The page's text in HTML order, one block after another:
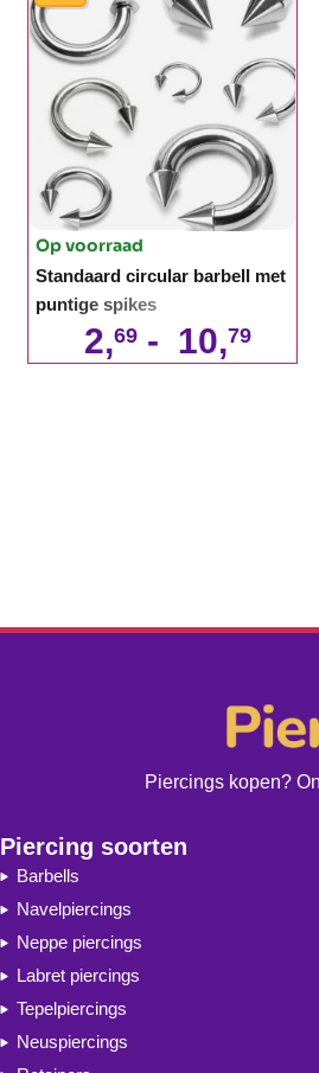
Op voorraad
Standaard circular barbell met
puntige spikes
2,69 - 10,79
Piercings kopen?
Piercing soorten
Barbells
Navelpiercings
Neppe piercings
Labret piercings
Tepelpiercings
Neuspiercings